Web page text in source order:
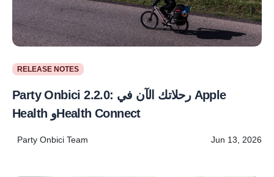
RELEASE NOTES
Party Onbici 2.2.0: رحلاتك الآن في Apple
Health وHealth Connect
Party Onbici Team Jun 13, 2026